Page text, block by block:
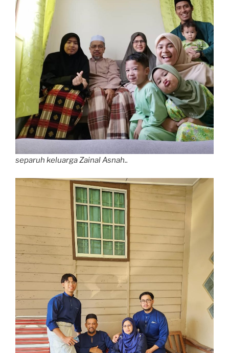
separuh keluarga Zainal Asnah..